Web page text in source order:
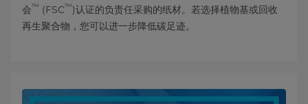
会™ (FSC™)认证的负责任采购的纸材。若选择植物基或回收
再生聚合物，您可以进一步降低碳足迹。